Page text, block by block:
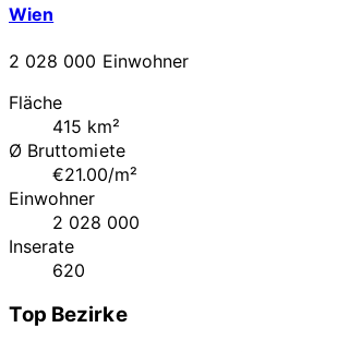
Wien
2 028 000 Einwohner
Fläche
415 km²
Ø Bruttomiete
€21.00/m²
Einwohner
2 028 000
Inserate
620
Top Bezirke